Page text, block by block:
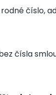
číslo,
čísla